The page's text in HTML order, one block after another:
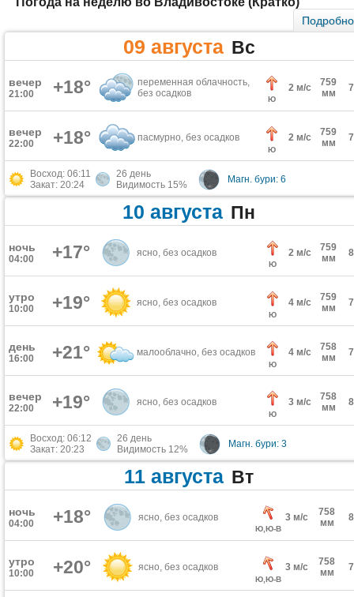
Подробно
09 августа Вс
вечер
21:00 +18°
переменная облачность,
без осадков
Ю
2 м/с
759
мм
вечер
22:00 +18° пасмурно, без осадков
Ю
2 м/с
759
мм
Восход: 06:11
Закат: 20:24
26 день
Видимость 15%
Магн. бури: 6
10 августа Пн
ночь
04:00 +17° ясно, без осадков
Ю
2 м/с
759
мм
утро
10:00 +19° ясно, без осадков
Ю
4 м/с
759
мм
день
16:00 +21° малооблачно, без осадков
Ю
4 м/с
758
мм
вечер
22:00 +19° ясно, без осадков
Ю
3 м/с
758
мм
Восход: 06:12
Закат: 20:23
26 день
Видимость 12%
Магн. бури: 3
11 августа Вт
ночь
04:00 +18° ясно, без осадков
Ю,Ю-В
3 м/с
758
мм
утро
10:00 +20° ясно, без осадков
Ю,Ю-В
3 м/с
758
мм